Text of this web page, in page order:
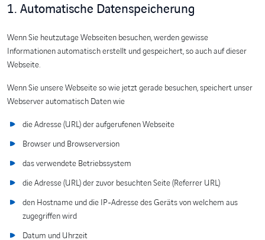
1. Automatische Datenspeicherung
Wenn Sie heutzutage Webseiten besuchen, werden gewisse
Informationen automatisch erstellt und gespeichert, so auch auf dieser
Webseite.
Wenn Sie unsere Webseite so wie jetzt gerade besuchen, speichert unser
Webserver automatisch Daten wie
die Adresse (URL) der aufgerufenen Webseite
Browser und Browserversion
das verwendete Betriebssystem
die Adresse (URL) der zuvor besuchten Seite (Referrer URL)
den Hostname und die IP-Adresse des Geräts von welchem aus
zugegriffen wird
Datum und Uhrzeit